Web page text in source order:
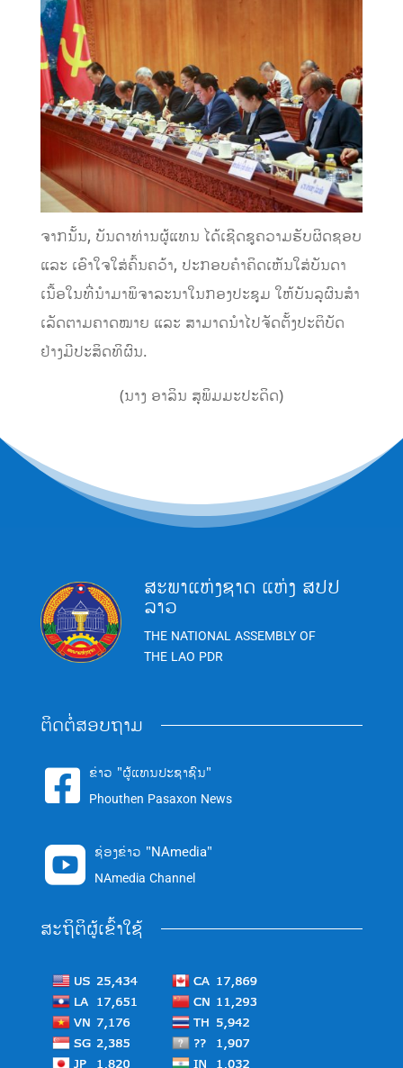
ຈາກນັ້ນ, ບັນດາທ່ານຜູ້ແທນ ໄດ້ເຊີດຊູຄວາມຮັບຜິດຊອບ
ແລະ ເອົາໃຈໃສ່ຄົ້ນຄວ້າ, ປະກອບຄໍາຄິດເຫັນໃສ່ບັນດາ
ເນື້ອໃນທີ່ນໍາມາພິຈາລະນາໃນກອງປະຊຸມ ໃຫ້ບັນລຸຜົນສໍາ
ເລັດຕາມຄາດໝາຍ ແລະ ສາມາດນໍາໄປຈັດຕັ້ງປະຕິບັດ
ຢ່າງມີປະສິດທິຜົນ.
(ນາງ ອາລິນ ສຸພິມມະປະດິດ)
ສະພາແຫ່ງຊາດ ແຫ່ງ ສປປ
ລາວ
THE NATIONAL ASSEMBLY OF
THE LAO PDR
ຕິດຕໍ່ສອບຖາມ
 ຂ່າວ "ຜູ້ແທນປະຊາຊົນ"
Phouthen Pasaxon News
 ຊ່ອງຂ່າວ "NAmedia"
NAmedia Channel
ສະຖິຕິຜູ້ເຂົ້າໃຊ້